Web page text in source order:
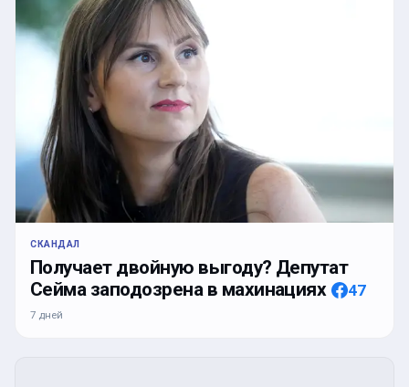
СКАНДАЛ
Получает двойную выгоду? Депутат
Сейма заподозрена в махинациях
47
7 дней